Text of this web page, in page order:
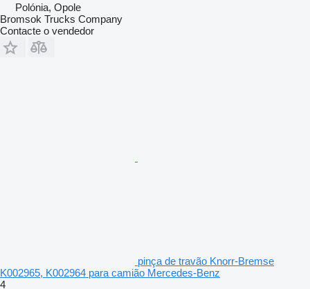
Polónia, Opole
Bromsok Trucks Company
Contacte o vendedor
pinça de travão Knorr-Bremse
K002965, K002964 para camião Mercedes-Benz
4